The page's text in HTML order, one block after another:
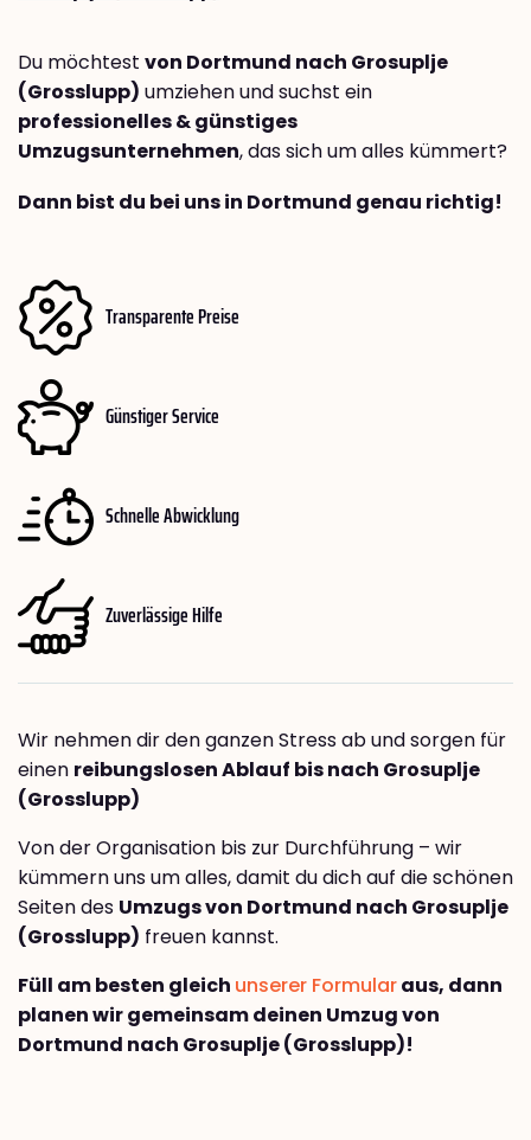
Du möchtest von Dortmund nach Grosuplje
(Grosslupp) umziehen und suchst ein
professionelles & günstiges
Umzugsunternehmen, das sich um alles kümmert?
Dann bist du bei uns in Dortmund genau richtig!
Transparente Preise
Günstiger Service
Schnelle Abwicklung
Zuverlässige Hilfe
Wir nehmen dir den ganzen Stress ab und sorgen für
einen reibungslosen Ablauf bis nach Grosuplje
(Grosslupp)
Von der Organisation bis zur Durchführung – wir
kümmern uns um alles, damit du dich auf die schönen
Seiten des Umzugs von Dortmund nach Grosuplje
(Grosslupp) freuen kannst.
Füll am besten gleich unserer Formularaus, dann
planen wir gemeinsam deinen Umzug von
Dortmund nach Grosuplje (Grosslupp)!